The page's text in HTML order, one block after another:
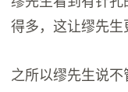
得多，这让缪先生
之所以缪先生说